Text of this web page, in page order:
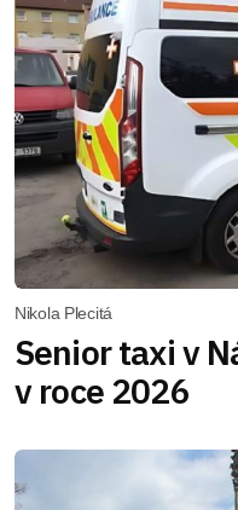
Nikola Plecitá
Senior taxi v
v roce 2026